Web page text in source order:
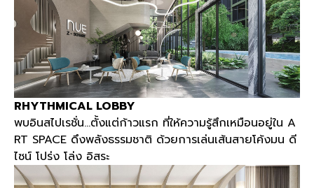
RHYTHMICAL LOBBY
พบอินสไปเรชั่น…ตั้งแต่ก้าวแรก ที่ให้ความรู้สึกเหมือนอยู่ใน A
RT SPACE ดึงพลังธรรมชาติ ด้วยการเล่นเส้นสายโค้งมน ดี
ไซน์ โปร่ง โล่ง อิสระ